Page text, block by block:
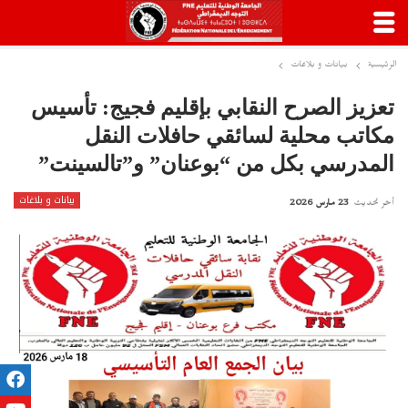
الرئيسية بيانات و بلاغات
تعزيز الصرح النقابي بإقليم فجيج: تأسيس
مكاتب محلية لسائقي حافلات النقل
المدرسي بكل من “بوعنان” و”تالسينت”
بيانات و بلاغات أخر تحديث 23 مارس 2026